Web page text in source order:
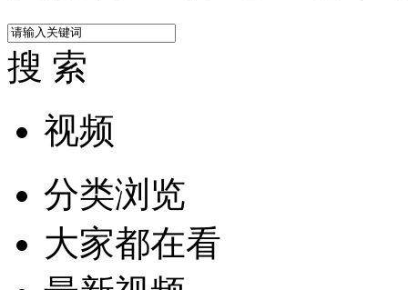
搜 索
视频
分类浏览
大家都在看